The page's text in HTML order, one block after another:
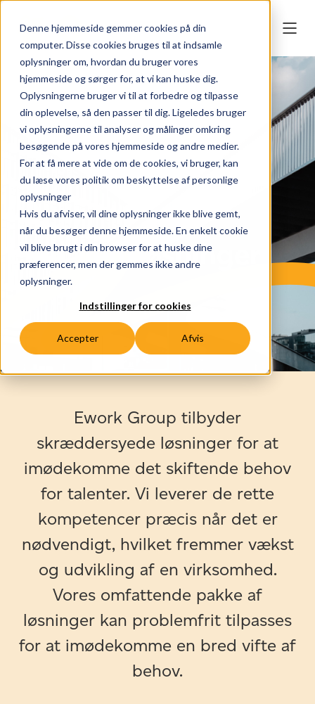
Denne hjemmeside gemmer cookies på din
computer. Disse cookies bruges til at indsamle
oplysninger om, hvordan du bruger vores
hjemmeside og sørger for, at vi kan huske dig.
Oplysningerne bruger vi til at forbedre og tilpasse
din oplevelse, så den passer til dig. Ligeledes bruger
vi oplysningerne til analyser og målinger omkring
besøgende på vores hjemmeside og andre medier.
For at få mere at vide om de cookies, vi bruger, kan
du læse vores politik om beskyttelse af personlige
oplysninger
Hvis du afviser, vil dine oplysninger ikke blive gemt,
når du besøger denne hjemmeside. En enkelt cookie
vil blive brugt i din browser for at huske dine
præferencer, men der gemmes ikke andre
oplysninger.
Indstillinger for cookies
Accepter Afvis
Talentløsninger
Ework Group tilbyder
skræddersyede løsninger for at
imødekomme det skiftende behov
for talenter. Vi leverer de rette
kompetencer præcis når det er
nødvendigt, hvilket fremmer vækst
og udvikling af en virksomhed.
Vores omfattende pakke af
løsninger kan problemfrit tilpasses
for at imødekomme en bred vifte af
behov.